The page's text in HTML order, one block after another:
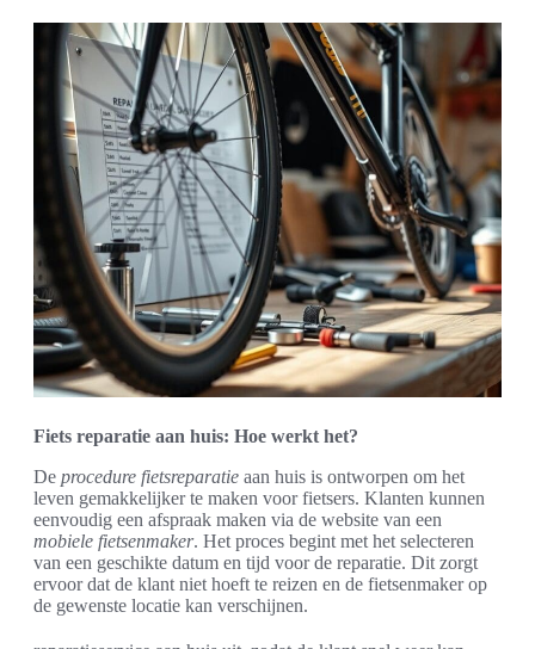
Fiets reparatie aan huis: Hoe werkt het?
De procedure fietsreparatie aan huis is ontworpen om het
leven gemakkelijker te maken voor fietsers. Klanten kunnen
eenvoudig een afspraak maken via de website van een
mobiele fietsenmaker. Het proces begint met het selecteren
van een geschikte datum en tijd voor de reparatie. Dit zorgt
ervoor dat de klant niet hoeft te reizen en de fietsenmaker op
de gewenste locatie kan verschijnen.